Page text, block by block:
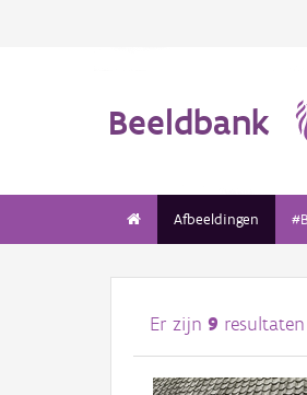
Beeldbank
Afbeeldingen
Er zijn 9